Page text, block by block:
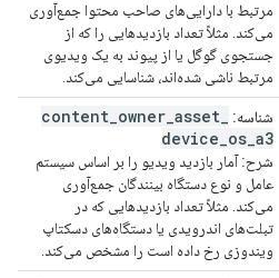
مرتبط با دارایی‌های صاحب محتوا جمع‌آوری
می‌کند. مثلاً تعداد بازدیدهایی را که از
جستجوی گوگل یا از پیوند به یک ویدیوی
مرتبط ناشی شده‌اند، شناسایی می‌کند.
شناسه: content owner asset
device os a3
شرح:آمار بازدید ویدیو را بر اساس سیستم
عامل و نوع دستگاه بینندگان جمع‌آوری
می‌کند. مثلاً تعداد بازدیدهایی که در
تبلت‌های اندرویدی یا دستگاه‌های دسکتاپ
ویندوزی رخ داده است را مشخص می‌کند.